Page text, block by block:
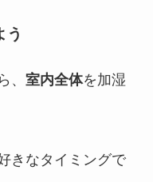
う
、 室内全体を加湿
きなタイミングで